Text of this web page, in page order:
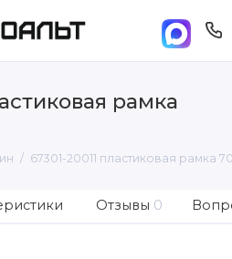
рамка
67301-20011 пластиковая рамка
Отзывы 0